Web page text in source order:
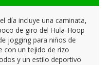
día incluye una caminata,
de giro del Hula-Hoop
jogging para niños de
con un tejido de rizo
y un estilo deportivo